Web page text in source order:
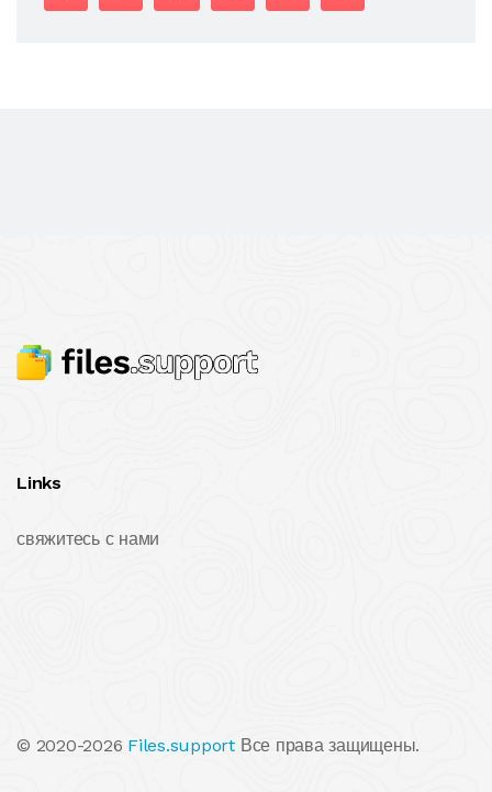
Links
свяжитесь с нами
© 2020-2026 Files.support Все права защищены.